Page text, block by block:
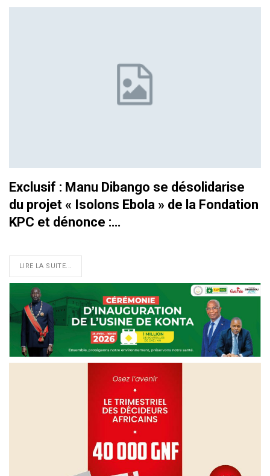
Exclusif : Manu Dibango se désolidarise
du projet « Isolons Ebola » de la Fondation
KPC et dénonce :…
LIRE LA SUITE...